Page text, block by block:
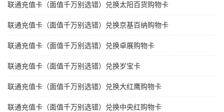
联通充值卡（面值千万别选错）兑换太阳百货购物卡
联通充值卡（面值千万别选错）兑换京基百纳购物卡
联通充值卡（面值千万别选错）兑换卓展购物卡
联通充值卡（面值千万别选错）兑换岁宝卡
联通充值卡（面值千万别选错）兑换大红鹰购物卡
联通充值卡（面值千万别选错）兑换中央红购物卡